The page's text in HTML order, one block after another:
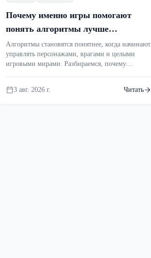
Почему именно игры помогают
понять алгоритмы лучше
учебников?
Алгоритмы становятся понятнее, когда начинают
управлять персонажами, врагами и целыми
игровыми мирами. Разбираемся, почему
3 авг. 2026 г.
Читать